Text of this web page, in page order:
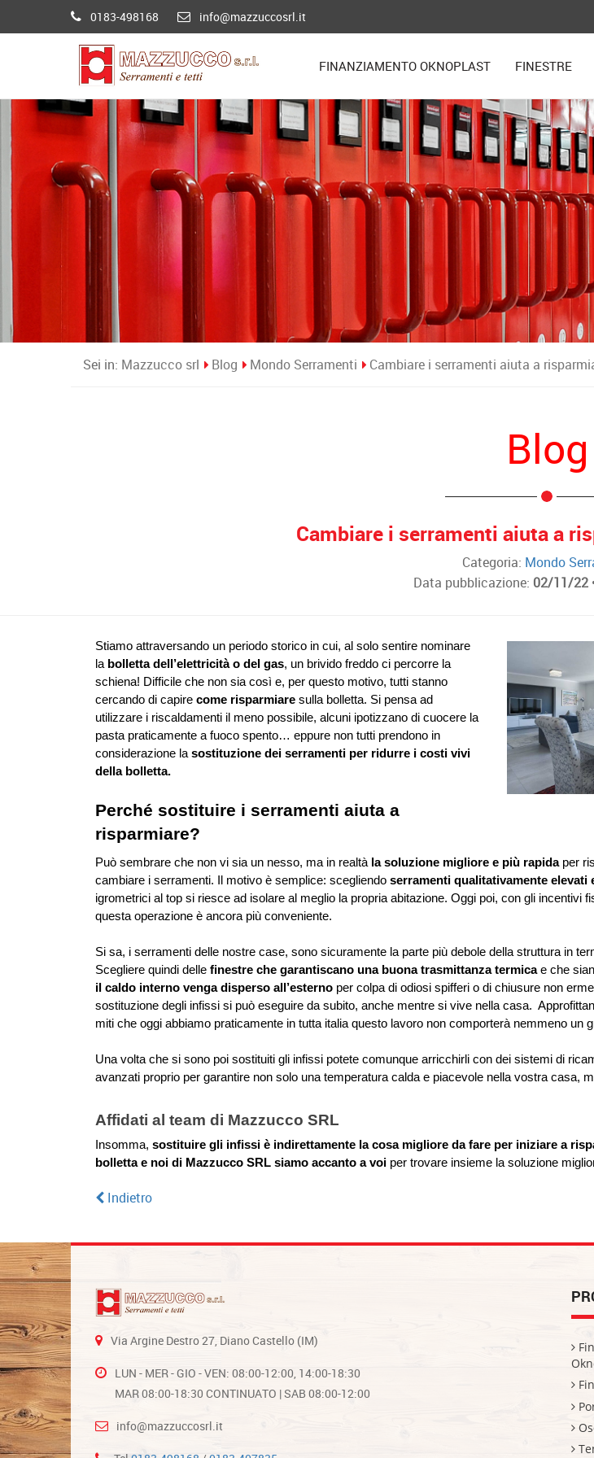
0183-498168 info@mazzuccosrl.it
FINANZIAMENTO OKNOPLAST FINESTRE
Sei in: Mazzucco srl Blog Mondo Serramenti Cambiare i serramenti aiuta a
Blog
Cambiare i serramenti aiuta a
Categoria: Mondo
Data pubblicazione: 02/11/22
Stiamo attraversando un periodo storico in cui, al solo sentire nominare
la bolletta dell’elettricità o del gas, un brivido freddo ci percorre la
schiena! Difficile che non sia così e, per questo motivo, tutti stanno
cercando di capire come risparmiare sulla bolletta. Si pensa ad
utilizzare i riscaldamenti il meno possibile, alcuni ipotizzano di cuocere la
pasta praticamente a fuoco spento… eppure non tutti prendono in
considerazione la sostituzione dei serramenti per ridurre i costi vivi
della bolletta.
Perché sostituire i serramenti aiuta a
risparmiare?
Può sembrare che non vi sia un nesso, ma in realtà la soluzione migliore e più rapida per
cambiare i serramenti. Il motivo è semplice: scegliendo serramenti qualitativamente elevati
igrometrici al top si riesce ad isolare al meglio la propria abitazione. Oggi poi, con gli incentivi
questa operazione è ancora più conveniente.
Si sa, i serramenti delle nostre case, sono sicuramente la parte più debole della struttura in
Scegliere quindi delle finestre che garantiscano una buona trasmittanza termica e che
il caldo interno venga disperso all’esterno per colpa di odiosi spifferi o di chiusure non
sostituzione degli infissi si può eseguire da subito, anche mentre si vive nella casa.
miti che oggi abbiamo praticamente in tutta italia questo lavoro non comporterà nemmeno un
Una volta che si sono poi sostituiti gli infissi potete comunque arricchirli con dei sistemi di
avanzati proprio per garantire non solo una temperatura calda e piacevole nella vostra casa,
Affidati al team di Mazzucco SRL
Insomma, sostituire gli infissi è indirettamente la cosa migliore da fare per iniziare a
bolletta e noi di Mazzucco SRL siamo accanto a voi per trovare insieme la soluzione
Indietro
Via Argine Destro 27, Diano Castello (IM)
LUN - MER - GIO - VEN: 08:00-12:00, 14:00-18:30
MAR 08:00-18:30 CONTINUATO | SAB 08:00-12:00
info@mazzuccosrl.it